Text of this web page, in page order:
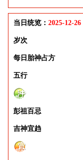
当日统览： 2025-12-
岁次
每日胎神占方
五行
彭祖百忌
吉神宜趋